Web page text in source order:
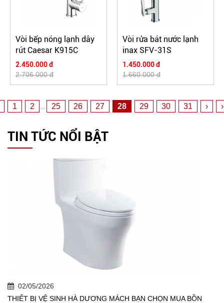
Vòi bếp nóng lạnh dây
rút Caesar K915C
2.450.000 đ
2.706.000 đ
Vòi rửa bát nước lạnh
inax SFV-31S
1.450.000 đ
1.660.000 đ
1 2 25 26 27 28 29 30 31 ›
TIN TỨC NỔI BẬT
02/05/2026
THIẾT BỊ VỆ SINH HÀ DƯƠNG MÁCH BẠN CHỌN MUA BỒN